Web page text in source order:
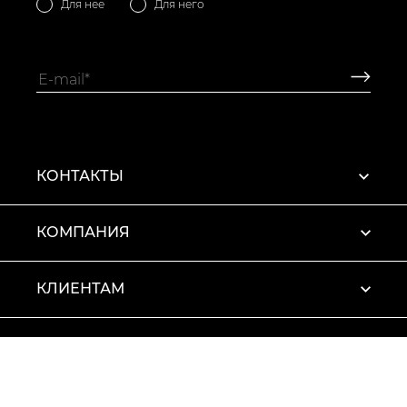
Для нее Для него
КОНТАКТЫ
КОМПАНИЯ
КЛИЕНТАМ